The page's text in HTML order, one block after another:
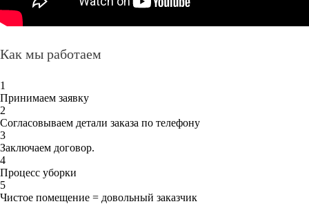
Как мы работаем
1
Принимаем заявку
2
Согласовываем детали заказа по телефону
3
Заключаем договор.
4
Процесс уборки
5
Чистое помещение = довольный заказчик